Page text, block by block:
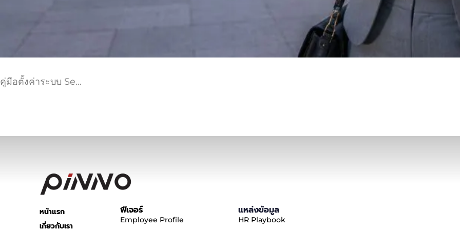
คู่มือตั้งค่าระบบ Se…
หน้าแรก
เกี่ยวกับเรา
ฟีเจอร์
Employee Profile
แหล่งข้อมูล
HR Playbook